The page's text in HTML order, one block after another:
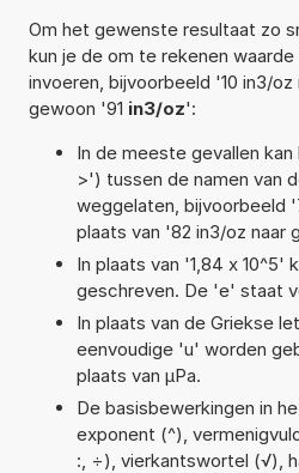
Om het gewenste resultaat zo
kun je de om te rekenen
invoeren, bijvoorbeeld '10 in3/
gewoon '91 in3/oz':
In de meeste gevallen
>') tussen de namen van
weggelaten, bijvoorbeeld
plaats van '82 in3/oz naar
In plaats van '1,84 x 10^5'
geschreven. De 'e' staat
In plaats van de Griekse
eenvoudige 'u' worden
plaats van µPa.
De basisbewerkingen in
exponent (^),
:, ÷), vierkantswortel (√),